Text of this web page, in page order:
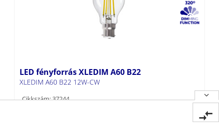
LED fényforrás XLEDIM A60 B22
XLEDIM A60 B22 12W-CW
Cikkszám: 37244